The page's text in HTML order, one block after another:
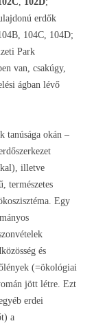
erdők
104C, 104D;
Park
van, csakúgy,
ágban lévő
tanúsága okán –
illetve
természetes
Egy
és
(=ökológiai
jött létre. Ezt
erdei
a